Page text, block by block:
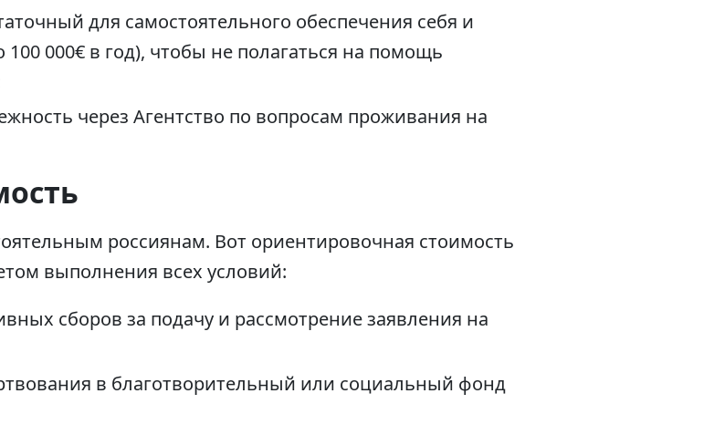
для самостоятельного обеспечения себя и
000€ в год), чтобы не полагаться на помощь
через Агентство по вопросам проживания на
россиянам. Вот ориентировочная стоимость
выполнения всех условий:
сборов за подачу и рассмотрение заявления на
в благотворительный или социальный фонд